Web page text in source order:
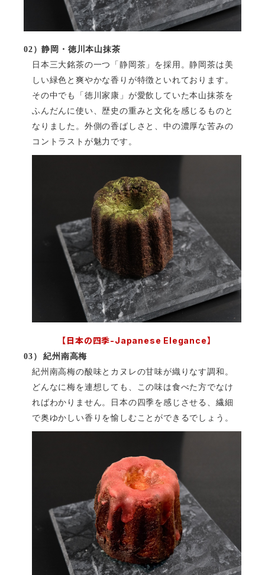
02 ）静岡・徳川本山抹茶
日本三大銘茶の一つ「静岡茶」を採用。静岡茶は美
しい緑色と爽やかな香りが特徴といれております。
その中でも「徳川家康」が愛飲していた本山抹茶を
ふんだんに使い、歴史の重みと文化を感じるものと
なりました。外側の香ばしさと、中の濃厚な苦みの
コントラストが魅力です。
【日本の四季-Japanese Elegance】
03）
紀州南高梅
紀州南高梅の酸味とカヌレの甘味が織りなす調和。
どんなに梅を連想 しても、この味は食べた方でなけ
ればわかりません。日本の四季を感じさせる、繊細
で奥ゆかしい香りを愉しむことができるでしょう。